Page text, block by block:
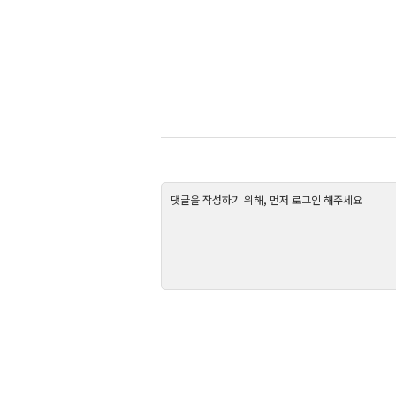
댓글을 작성하기 위해, 먼저 로그인 해주세요